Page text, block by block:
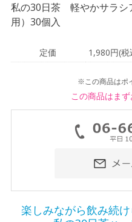
私の30日茶 軽やかサラシ
用）30個入
定価 1,980円(税
※この商品はポ
この商品はまず
楽しみながら飲み続